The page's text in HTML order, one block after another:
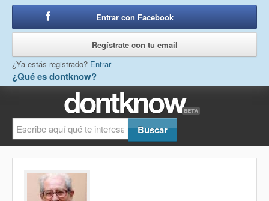
¿Qué es dontknow?
Entrar con Facebook
Regístrate con tu email
¿Ya estás registrado? Entrar